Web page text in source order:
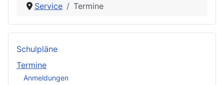
Service Termine
Schulpläne
Termine
Anmeldungen